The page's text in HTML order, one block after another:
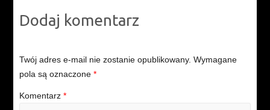
Dodaj komentarz
Twój adres e-mail nie zostanie opublikowany. Wymagane
pola są oznaczone *
Komentarz *